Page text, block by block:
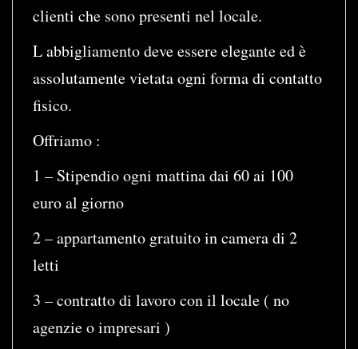
clienti che sono presenti nel locale.
L abbigliamento deve essere elegante ed è
assolutamente vietata ogni forma di contatto
fisico.
Offriamo :
1 – Stipendio ogni mattina dai 60 ai 100
euro al giorno
2 – appartamento gratuito in camera di 2
letti
3 – contratto di lavoro con il locale ( no
agenzie o impresari )